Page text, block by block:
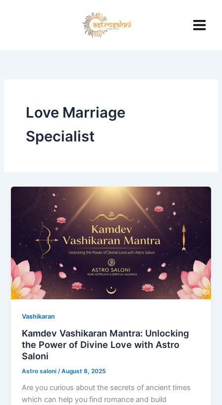
Love Marriage
Specialist
Vashikaran
Kamdev Vashikaran Mantra: Unlocking
the Power of Divine Love with Astro
Saloni
Astro saloni/August 8, 2025
Are you curious about the secrets of ancient times
which can help you find romance and build